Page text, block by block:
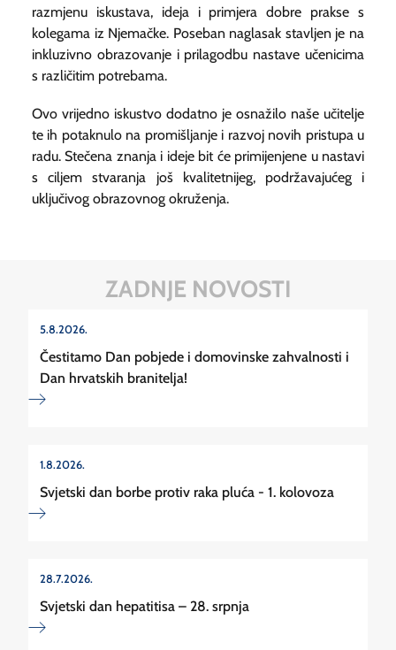
razmjenu iskustava, ideja i primjera dobre prakse s
kolegama iz Njemačke. Poseban naglasak stavljen je na
inkluzivno obrazovanje i prilagodbu nastave učenicima
s različitim potrebama.
Ovo vrijedno iskustvo dodatno je osnažilo naše učitelje
te ih potaknulo na promišljanje i razvoj novih pristupa u
radu. Stečena znanja i ideje bit će primijenjene u nastavi
s ciljem stvaranja još kvalitetnijeg, podržavajućeg i
uključivog obrazovnog okruženja.
ZADNJE NOVOSTI
5.8.2026.
Čestitamo Dan pobjede i domovinske zahvalnosti i
Dan hrvatskih branitelja!
1.8.2026.
Svjetski dan borbe protiv raka pluća - 1. kolovoza
28.7.2026.
Svjetski dan hepatitisa – 28. srpnja